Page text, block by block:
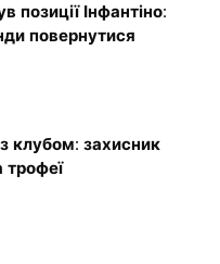
Інфантіно:
повернутися
клубом: захисник
трофеї